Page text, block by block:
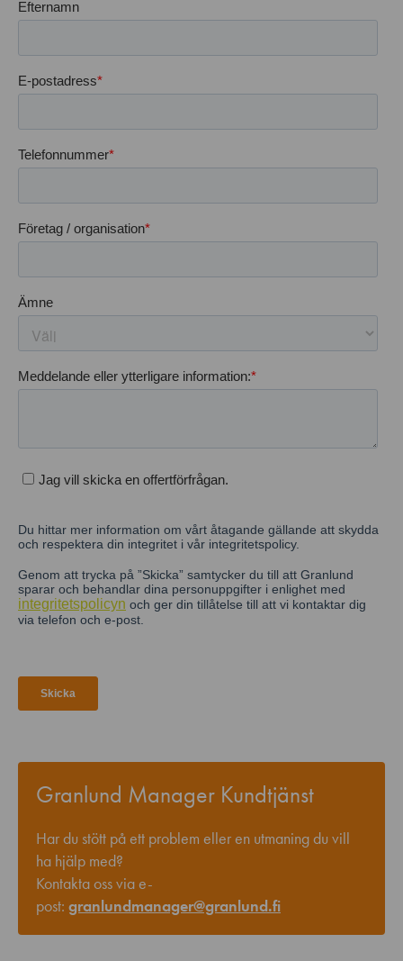
Granlund Manager Kundtjänst
Har du stött på ett problem eller en utmaning du vill
ha hjälp med?
Kontakta oss via e-
post: granlundmanager@granlund.fi